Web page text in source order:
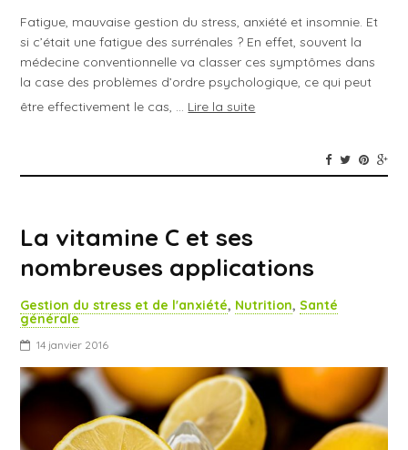
Fatigue, mauvaise gestion du stress, anxiété et insomnie. Et
si c’était une fatigue des surrénales ? En effet, souvent la
médecine conventionnelle va classer ces symptômes dans
la case des problèmes d’ordre psychologique, ce qui peut
être effectivement le cas, … Lire la suite
La vitamine C et ses
nombreuses applications
Gestion du stress et de l'anxiété, Nutrition,Santé
générale
14 janvier 2016